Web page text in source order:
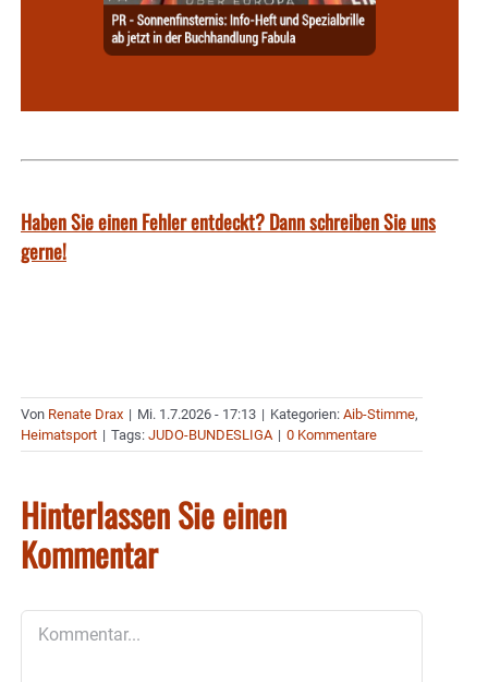
Haben Sie einen Fehler entdeckt? Dann schreiben Sie uns
gerne!
Von Renate Drax | Mi. 1.7.2026 - 17:13 | Kategorien: Aib-Stimme,
Heimatsport | Tags: JUDO-BUNDESLIGA | 0 Kommentare
Hinterlassen Sie einen
Kommentar